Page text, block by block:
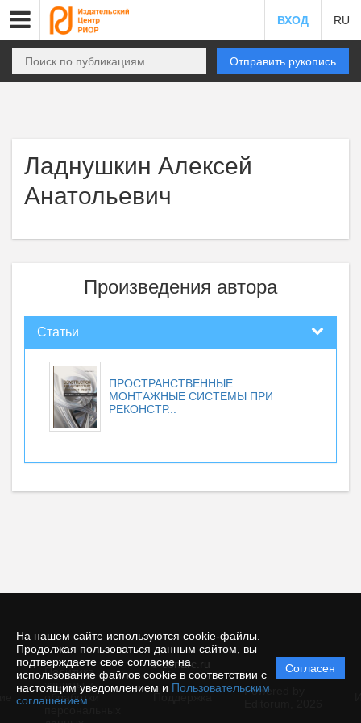
На нашем сайте используются cookie-файлы.
Продолжая пользоваться данным сайтом, вы
подтверждаете свое согласие на
использование файлов cookie в соответствии с
настоящим уведомлением и Пользовательским
соглашением
Согласен
ВХОД RU
Отправить рукопись
Ладнушкин Алексей
Анатольевич
Произведения автора
Статьи
ПРОСТРАНСТВЕННЫЕ
МОНТАЖНЫЕ СИСТЕМЫ ПРИ
РЕКОНСТР...
© conarc.ru
Политика
защиты и
обработки
Powered by